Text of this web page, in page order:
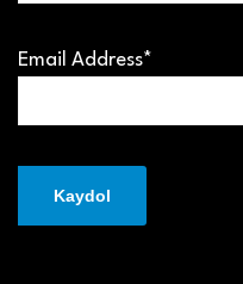
Email Address*